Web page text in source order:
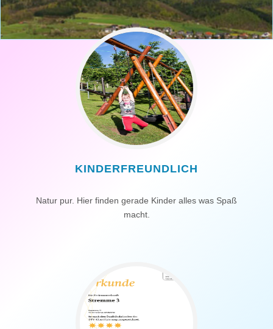
KINDERFREUNDLICH
Natur pur. Hier finden gerade Kinder alles was Spaß
macht.